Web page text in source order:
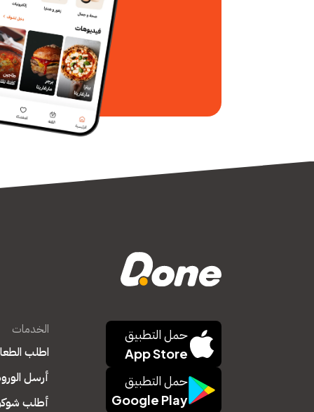
حمل التطبيق
App Store
حمل التطبيق
Google Play
الخدمات
اطلب
أرسل
أطلب